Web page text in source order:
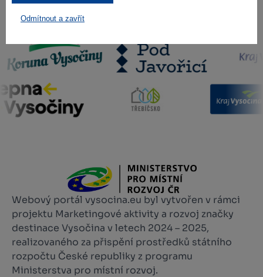
Odmítnout a zavřít
Webový portál vysocina.eu byl vytvořen v rámci
projektu Marketingové aktivity a rozvoj značky
destinace Vysočina v letech 2024 – 2025,
realizovaného za přispění prostředků státního
rozpočtu České republiky z programu
Ministerstva pro místní rozvoj.